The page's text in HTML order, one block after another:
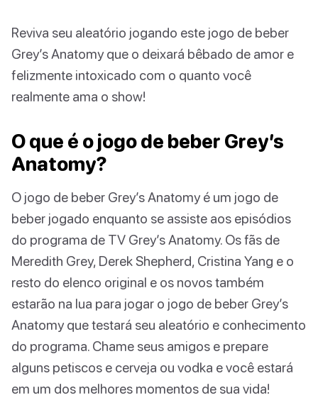
Reviva seu aleatório jogando este jogo de beber
Grey’s Anatomy que o deixará bêbado de amor e
felizmente intoxicado com o quanto você
realmente ama o show!
O que é o jogo de beber Grey’s
Anatomy?
O jogo de beber Grey’s Anatomy é um jogo de
beber jogado enquanto se assiste aos episódios
do programa de TV Grey’s Anatomy. Os fãs de
Meredith Grey, Derek Shepherd, Cristina Yang e o
resto do elenco original e os novos também
estarão na lua para jogar o jogo de beber Grey’s
Anatomy que testará seu aleatório e conhecimento
do programa. Chame seus amigos e prepare
alguns petiscos e cerveja ou vodka e você estará
em um dos melhores momentos de sua vida!